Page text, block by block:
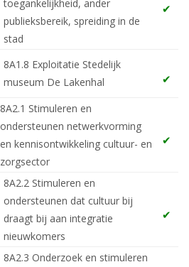
toegankelijkheid, ander
publieksbereik, spreiding in de
stad
8A1.8 Exploitatie Stedelijk
museum De Lakenhal
8A2.1 Stimuleren en
ondersteunen netwerkvorming
en kennisontwikkeling cultuur- en
zorgsector
8A2.2 Stimuleren en
ondersteunen dat cultuur bij
draagt bij aan integratie
nieuwkomers
8A2.3 Onderzoek en stimuleren